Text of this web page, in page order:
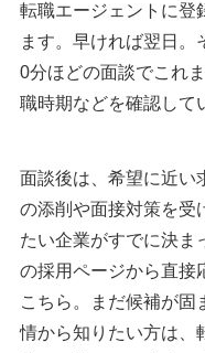
転職エージェントに登
ます。早ければ翌日
0分ほどの面談でこれ
職時期などを確認して
面談後は、希望に近い
の添削や面接対策を受
たい企業がすでに決ま
の採用ページから直接
こちら。まだ候補が固
情から知りたい方は、